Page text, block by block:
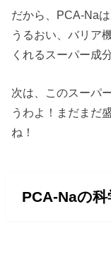
だから、PCA-Na
うるおい、バリア
くれるスーパー成
次は、このスーパ
うわよ！まだまだ
ね！
PCA-Naの